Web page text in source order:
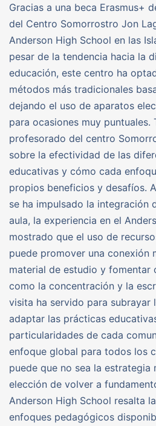
Gracias a una beca Erasmus+
del Centro Somorrostro Jon
Anderson High School en las
pesar de la tendencia hacia la
educación, este centro ha
métodos más tradicionales
dejando el uso de aparatos
para ocasiones muy puntuales.
profesorado del centro
sobre la efectividad de las
educativas y cómo cada
propios beneficios y desafíos.
se ha impulsado la integración
aula, la experiencia en el
mostrado que el uso de
puede promover una conexión
material de estudio y fomentar
como la concentración y la
visita ha servido para subrayar
adaptar las prácticas
particularidades de cada
enfoque global para todos los
puede que no sea la estrategia
elección de volver a
Anderson High School resalta
enfoques pedagógicos